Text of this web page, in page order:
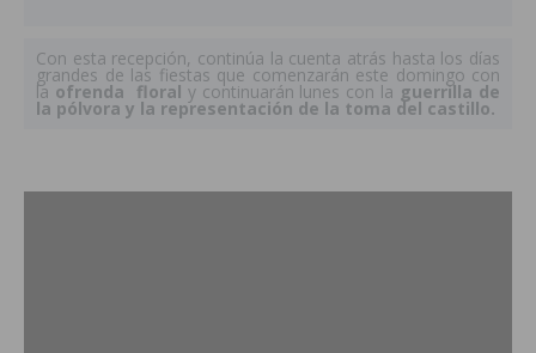
Con esta recepción, continúa la cuenta atrás hasta los días
grandes de las fiestas que comenzarán este domingo con
la ofrenda floral y continuarán lunes con la guerrilla de
la pólvora y la representación de la toma del castillo.